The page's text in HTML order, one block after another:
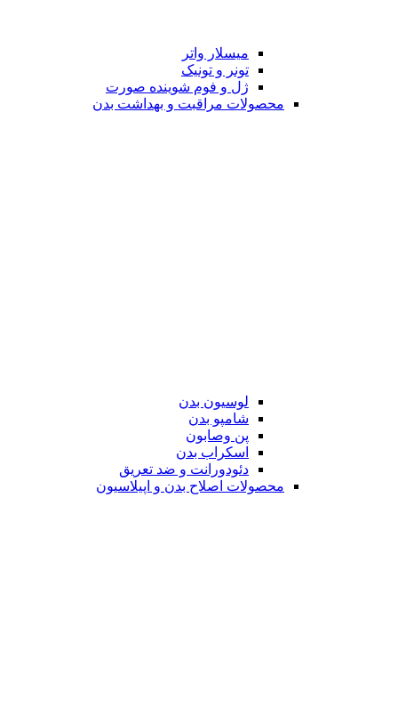
میسلار واتر
تونر و تونیک
ژل و فوم شوینده صورت
محصولات مراقبت و بهداشت بدن
لوسیون بدن
شامپو بدن
پن وصابون
اسکراب بدن
دئودورانت و ضد تعریق
محصولات اصلاح بدن و اپیلاسیون